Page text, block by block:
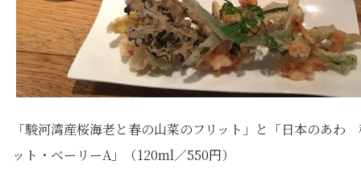
「駿河湾産桜海老と春の山菜のフリット」と「日本のあわ
ット・ベーリーA」（120ml／550円）